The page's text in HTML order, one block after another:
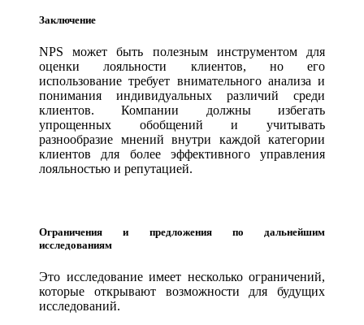
Заключение
NPS может быть полезным инструментом для
оценки лояльности клиентов, но его
использование требует внимательного анализа и
понимания индивидуальных различий среди
клиентов. Компании должны избегать
упрощенных обобщений и учитывать
разнообразие мнений внутри каждой категории
клиентов для более эффективного управления
лояльностью и репутацией.
Ограничения и предложения по дальнейшим
исследованиям
Это исследование имеет несколько ограничений,
которые открывают возможности для будущих
исследований.